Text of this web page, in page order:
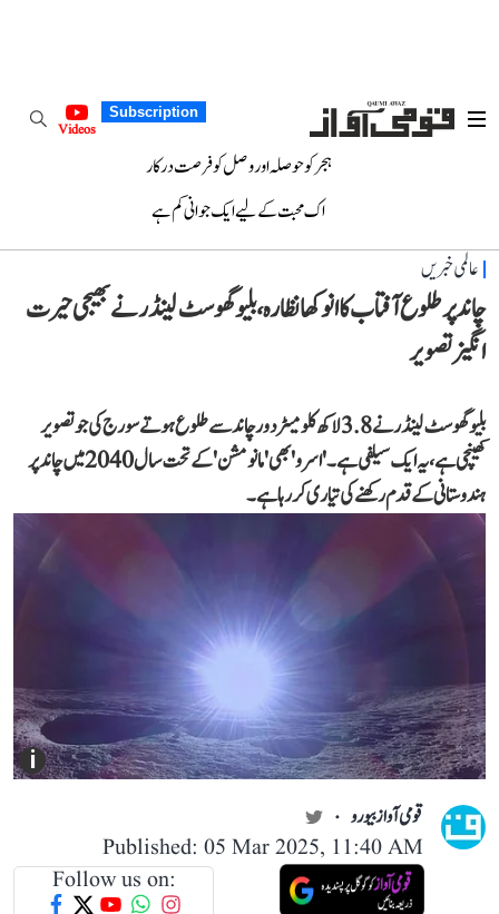
Subscription
Videos
ہجر کو حوصلہ اور وصل کو فرصت درکار
اک محبت کے لیے ایک جوانی کم ہے
عالمی خبریں
چاند پر طلوع آفتاب کا انوکھا نظارہ، بلیو گھوسٹ لینڈر نے بھیجی حیرت
انگیز تصویر
بلیو گھوسٹ لینڈر نے 3.8 لاکھ کلومیٹر دور چاند سے طلوع ہوتے سورج کی جو تصویر
کھینچی ہے، یہ ایک سیلفی ہے۔ 'اسرو' بھی 'مانو مشن' کے تحت سال 2040 میں چاند پر
ہندوستانی کے قدم رکھنے کی تیاری کر رہا ہے۔
i
قومی آواز بیورو
Published: 05 Mar 2025, 11:40 AM
Follow us on: